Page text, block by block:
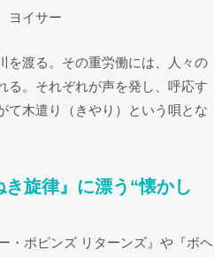
イサー
を渡る。その重労働には、人々の
る。それぞれが声を発し、呼応す
て木遣り（きやり）という唄とな
旋律』に漂う“懐かし
・ポピンズ リターンズ』や『ボヘ